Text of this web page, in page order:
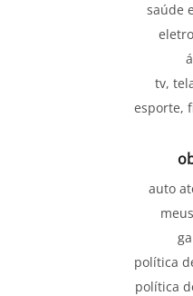
saúde
tv,
esporte,
auto
política
política